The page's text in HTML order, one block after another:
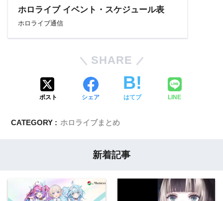
ホロライブ イベント・スケジュール表
ホロライブ通信
SHARE
ポスト シェア はてブ LINE
CATEGORY : ホロライブまとめ
新着記事